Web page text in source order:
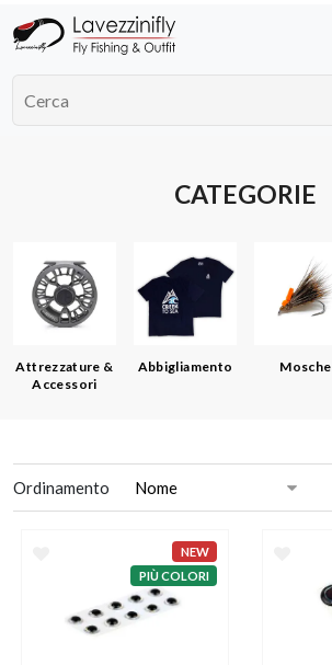
CATEGORIE
Attrezzature &
Accessori
Abbigliamento Mosche
Ordinamento
NEW
PIÙ COLORI